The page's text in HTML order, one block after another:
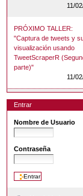
11/
PRÓXIMO TALLER:
"Captura de tweets y
visualización usando
TweetScraperR
parte)"
11/
Entrar
Nombre de Usuario
Contraseña